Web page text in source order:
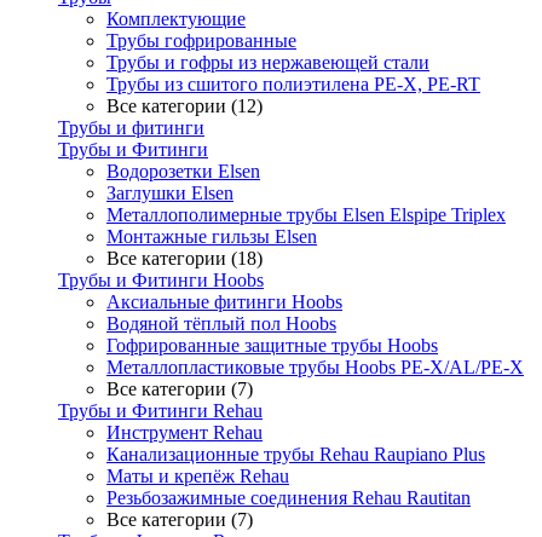
Комплектующие
Трубы гофрированные
Трубы и гофры из нержавеющей стали
Трубы из сшитого полиэтилена PE-X, PE-RT
Все категории (12)
Трубы и фитинги
Трубы и Фитинги
Водорозетки Elsen
Заглушки Elsen
Металлополимерные трубы Elsen Elspipe Triplex
Монтажные гильзы Elsen
Все категории (18)
Трубы и Фитинги Hoobs
Аксиальные фитинги Hoobs
Водяной тёплый пол Hoobs
Гофрированные защитные трубы Hoobs
Металлопластиковые трубы Hoobs PE-X/AL/PE-X
Все категории (7)
Трубы и Фитинги Rehau
Инструмент Rehau
Канализационные трубы Rehau Raupiano Plus
Маты и крепёж Rehau
Резьбозажимные соединения Rehau Rautitan
Все категории (7)